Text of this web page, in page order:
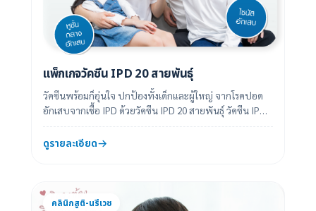
แพ็กเกจวัคซีน IPD 20 สายพันธุ์
วัคซีนพร้อมก็อุ่นใจ ปกป้องทั้งเด็กและผู้ใหญ่ จากโรคปอด
อักเสบจากเชื้อ IPD ด้วยวัคซีน IPD 20 สายพันธุ์ วัคซีน IPD
ดูรายละเอียด
คลินิกสูติ-นรีเวช